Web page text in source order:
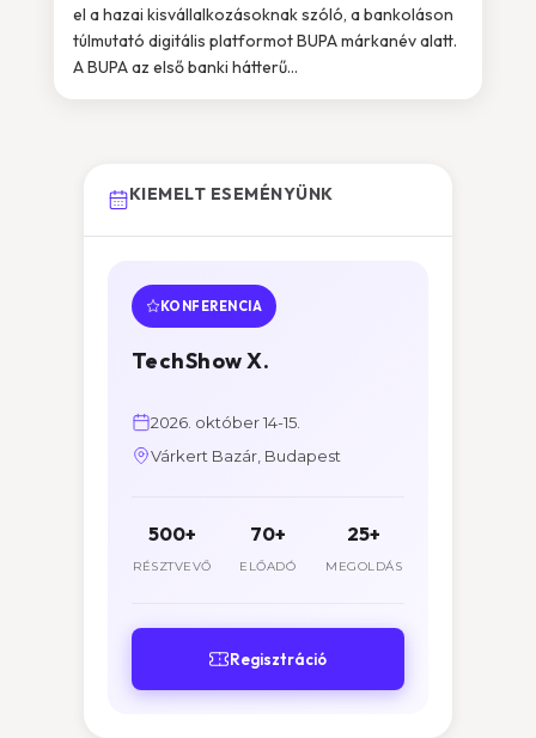
el a hazai kisvállalkozásoknak szóló, a bankoláson
túlmutató digitális platformot BUPA márkanév alatt.
A BUPA az első banki hátterű...
KIEMELT ESEMÉNYÜNK
KONFERENCIA
TechShow X.
2026. október 14-15.
Várkert Bazár, Budapest
500+
RÉSZTVEVŐ
70+
ELŐADÓ
25+
MEGOLDÁS
Regisztráció